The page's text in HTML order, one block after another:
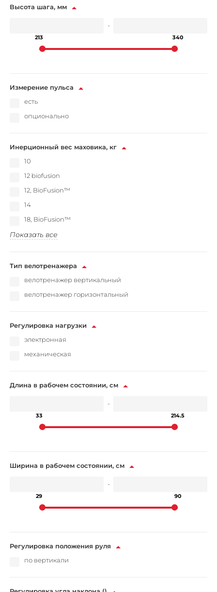
Высота шага, мм
-
213 340
Измерение пульса
есть
опционально
Инерционный вес маховика, кг
10
12 biofusion
12, BioFusion™
14
18, BioFusion™
Показать все
Тип велотренажера
велотренажер вертикальный
велотренажер горизонтальный
Регулировка нагрузки
электронная
механическая
Длина в рабочем состоянии, см
-
33 214.5
Ширина в рабочем состоянии, см
-
29 90
Регулировка положения руля
по вертикали